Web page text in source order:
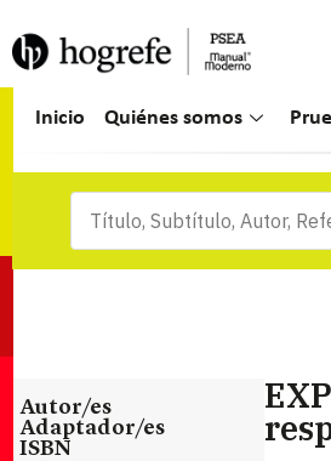
Inicio Quiénes somos
Autor/es
Adaptador/es
ISBN